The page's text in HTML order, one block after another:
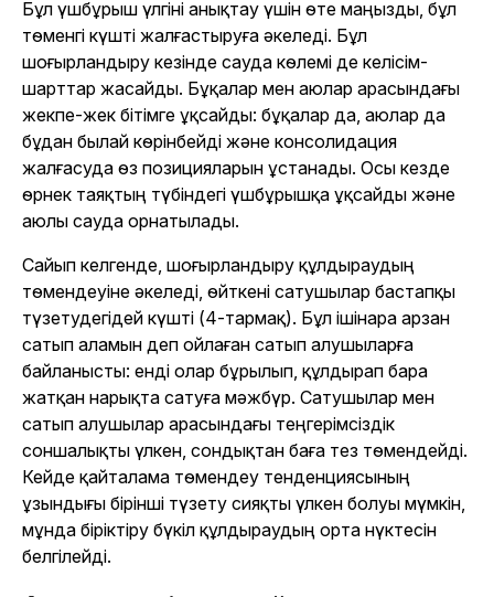
Бұл үшбұрыш үлгіні анықтау үшін өте маңызды, бұл
төменгі күшті жалғастыруға әкеледі. Бұл
шоғырландыру кезінде сауда көлемі де келісім-
шарттар жасайды. Бұқалар мен аюлар арасындағы
жекпе-жек бітімге ұқсайды: бұқалар да, аюлар да
бұдан былай көрінбейді және консолидация
жалғасуда өз позицияларын ұстанады. Осы кезде
өрнек таяқтың түбіндегі үшбұрышқа ұқсайды және
аюлы сауда орнатылады.
Сайып келгенде, шоғырландыру құлдыраудың
төмендеуіне әкеледі, өйткені сатушылар бастапқы
түзетудегідей күшті (4-тармақ). Бұл ішінара арзан
сатып аламын деп ойлаған сатып алушыларға
байланысты: енді олар бұрылып, құлдырап бара
жатқан нарықта сатуға мәжбүр. Сатушылар мен
сатып алушылар арасындағы теңгерімсіздік
соншалықты үлкен, сондықтан баға тез төмендейді.
Кейде қайталама төмендеу тенденциясының
ұзындығы бірінші түзету сияқты үлкен болуы мүмкін,
мұнда біріктіру бүкіл құлдыраудың орта нүктесін
белгілейді.